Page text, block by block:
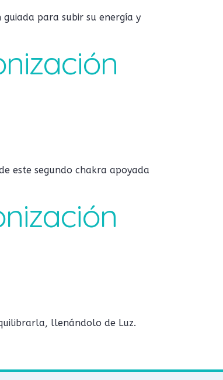
para subir su energía y
este segundo chakra apoyada
llenándolo de Luz.